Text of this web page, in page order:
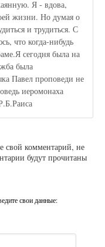
Я - вдова,
жизни. Но думая о
и трудиться. С
что когда-нибудь
сегодня была на
была
Павел проповеди не
иеромонаха
свой комментарий, не
будут прочитаны
свои данные: